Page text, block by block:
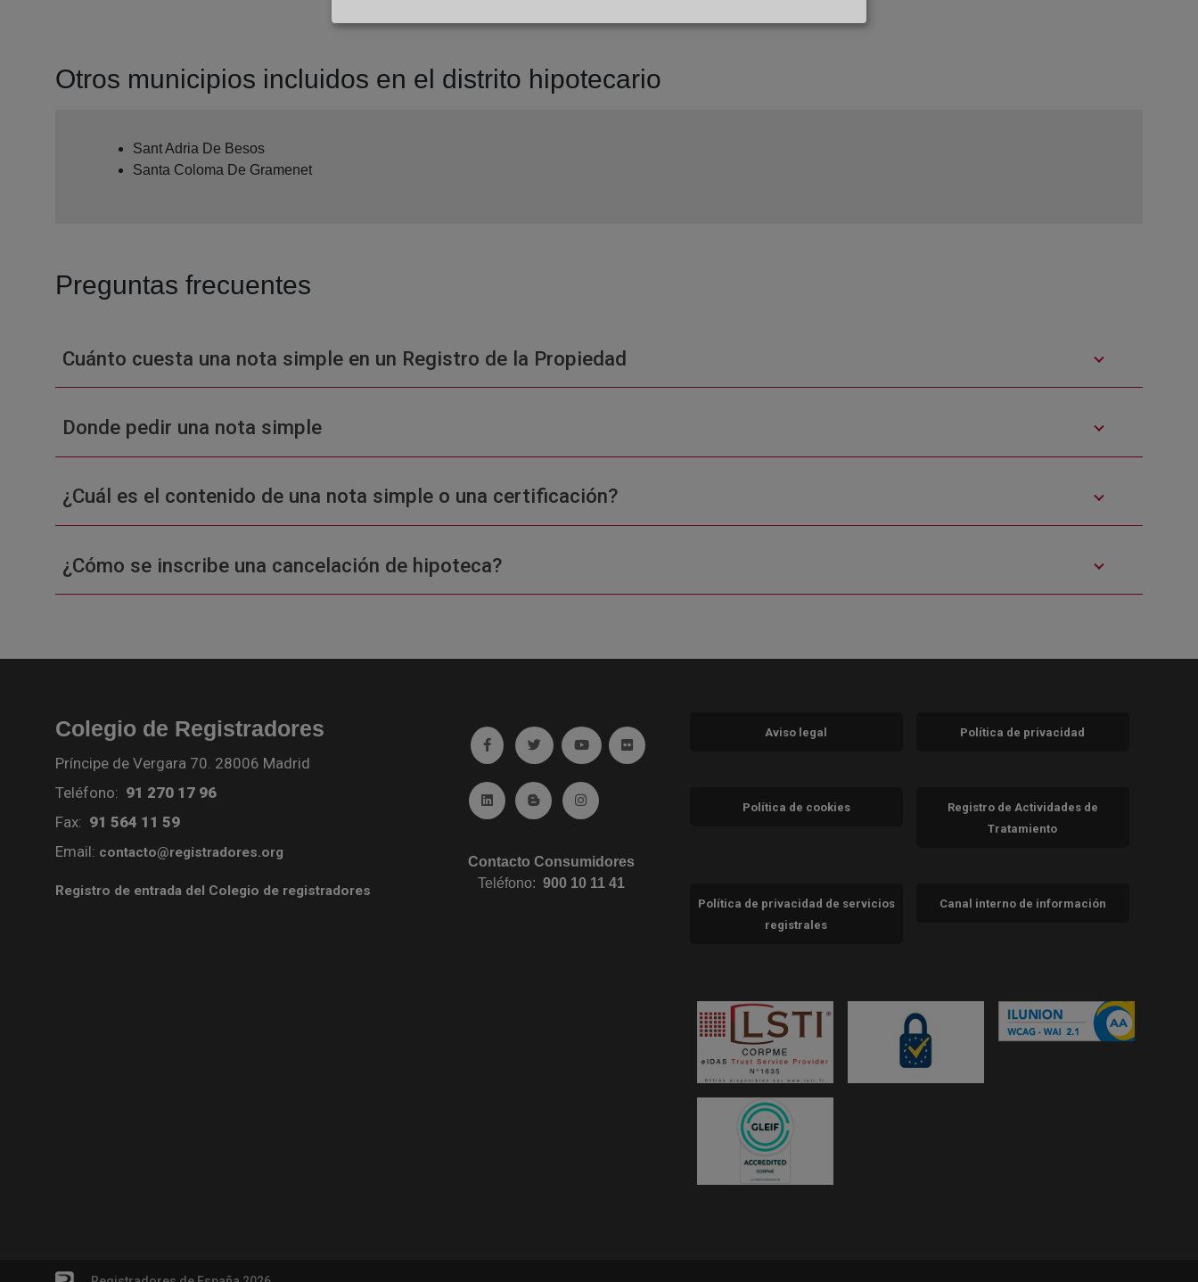
Otros municipios incluidos en el distrito hipotecario
Sant Adria De Besos
Santa Coloma De Gramenet
Preguntas frecuentes
Cuánto cuesta una nota simple en un Registro de la Propiedad
Donde pedir una nota simple
¿Cuál es el contenido de una nota simple o una certificación?
¿Cómo se inscribe una cancelación de hipoteca?
Colegio de Registradores
Príncipe de Vergara 70. 28006 Madrid
Teléfono: 91 270 17 96
Fax: 91 564 11 59
Email: contacto@registradores.org
Registro de entrada del Colegio de registradores
Ir a facebook (abre en ventana nueva)
Ir a twitter (abre en ventana nueva)
Ir a YouTube (abre en ventana nueva)
Ir a Flickr (abre en ventana nueva)
Ir a Linkedin (abre en ventana nueva)
Ir al Blog (abre en ventana nueva)
Ir a Instagram (abre en ventana nueva)
Contacto Consumidores
Teléfono:900 10 11 41
Aviso legal Política de privacidad
Política de cookies
Registro de Actividades de
Tratamiento
Política de privacidad de servicios
registrales
Canal interno de información